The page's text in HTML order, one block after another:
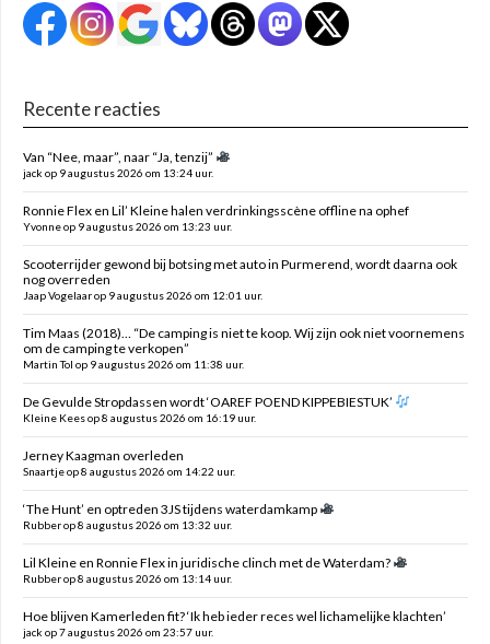
Recente reacties
Van “Nee, maar”, naar “Ja, tenzij”
jack op 9 augustus 2026 om 13:24 uur.
Ronnie Flex en Lil’ Kleine halen verdrinkingsscène offline na ophef
Yvonne op 9 augustus 2026 om 13:23 uur.
Scooterrijder gewond bij botsing met auto in Purmerend, wordt daarna ook
nog overreden
Jaap Vogelaar op 9 augustus 2026 om 12:01 uur.
Tim Maas (2018)… “De camping is niet te koop. Wij zijn ook niet voornemens
om de camping te verkopen”
Martin Tol op 9 augustus 2026 om 11:38 uur.
De Gevulde Stropdassen wordt ‘OAREF POEND KIPPEBIESTUK’
Kleine Kees op 8 augustus 2026 om 16:19 uur.
Jerney Kaagman overleden
Snaartje op 8 augustus 2026 om 14:22 uur.
‘The Hunt’ en optreden 3JS tijdens waterdamkamp
Rubber op 8 augustus 2026 om 13:32 uur.
Lil Kleine en Ronnie Flex in juridische clinch met de Waterdam?
Rubber op 8 augustus 2026 om 13:14 uur.
Hoe blijven Kamerleden fit? ‘Ik heb ieder reces wel lichamelijke klachten’
jack op 7 augustus 2026 om 23:57 uur.